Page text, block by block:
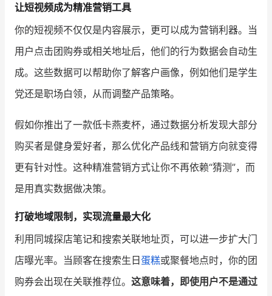
让短视频成为精准营销工具
你的短视频不仅仅是内容展示，更可以成为营销利器。当
用户点击团购券或相关地址后，他们的行为数据会自动生
成。这些数据可以帮助你了解客户画像，例如他们是学生
党还是职场白领，从而调整产品策略。
假如你推出了一款低卡燕麦杯，通过数据分析发现大部分
购买者是健身爱好者，那么优化产品线和营销方向就变得
更有针对性。这种精准营销方式让你不再依赖“猜测”，而
是用真实数据做决策。
打破地域限制，实现流量最大化
利用同城探店笔记和搜索关联地址页，可以进一步扩大门
店曝光率。当顾客在搜索生日 蛋糕或聚餐地点时，你的团
购券会出现在关联推荐位。 这意味着，即使用户不是通过